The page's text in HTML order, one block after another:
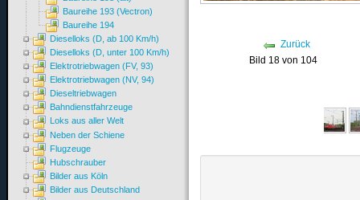
Zurück
Bild 18 von 104
Baureihe 193 (Vectron)
Baureihe 194
Dieselloks (D, ab 100 Km/h)
Dieselloks (D, unter 100 Km/h)
Elektrotriebwagen (FV, 93)
Elektrotriebwagen (NV, 94)
Dieseltriebwagen
Bahndienstfahrzeuge
Loks aus aller Welt
Neben der Schiene
Flugzeuge
Hubschrauber
Bilder aus Köln
Bilder aus Deutschland